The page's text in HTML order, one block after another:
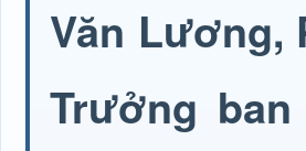
Văn Lương,
Trưởng